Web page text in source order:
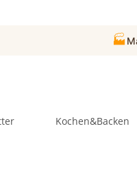
🏭
Kochen&Backen